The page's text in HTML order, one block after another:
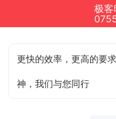
极客
更快的效率，更高的要
神，我们与您同行